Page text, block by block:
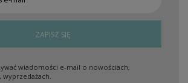
ZAPISZ SIĘ
wiadomości e-mail o nowościach,